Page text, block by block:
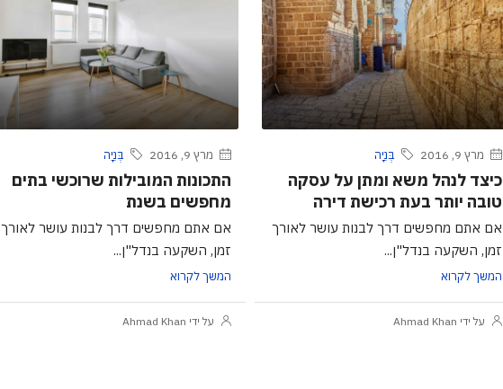
מרץ 9, 2016 בְּנִיָה
כיצד לנהל משא ומתן על עסקה
טובה יותר בעת רכישת דירה
אם אתם מחפשים דרך לבנות עושר לאורך
זמן, השקעה בנדל"ן...
המשך לקרוא
על ידי Ahmad Khan
מרץ 9, 2016 בְּנִיָה
התכונות המובילות שרוכשי בתים
מחפשים בשנת
אם אתם מחפשים דרך לבנות עושר לאורך
זמן, השקעה בנדל"ן...
המשך לקרוא
על ידי Ahmad Khan